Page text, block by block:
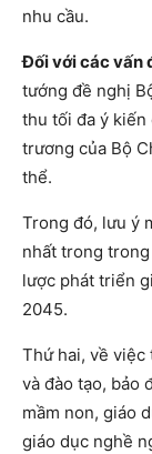
nhu cầu.
Đối với các vấn
tướng đề nghị
thu tối đa ý kiến
trương của Bộ
thể.
Trong đó, lưu ý
nhất trong
lược phát triển
2045.
Thứ hai, về việc
và đào tạo, bảo
mầm non, giáo
giáo dục nghề